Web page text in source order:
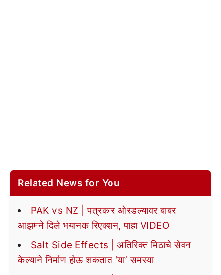
Related News for You
PAK vs NZ | पत्रकार ओरडल्यावर बाबर
आझमने दिले भयानक रिएक्शन, पाहा VIDEO
Salt Side Effects | अतिरिक्त मिठाचे सेवन
केल्याने निर्माण होऊ शकतात ‘या’ समस्या